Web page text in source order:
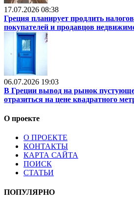
17.07.2026 08:38
Греция планирует продлить
покупателей и продавцов
06.07.2026 19:03
В Греции вывод на рынок
отразиться на цене квадратного
О проекте
О ПРОЕКТЕ
КОНТАКТЫ
КАРТА САЙТА
ПОИСК
СТАТЬИ
ПОПУЛЯРНО